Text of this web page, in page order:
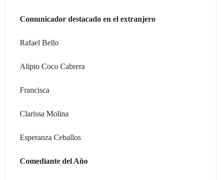
Comunicador destacado en el extranjero
Rafael Bello
Alipio Coco Cabrera
Francisca
Clarissa Molina
Esperanza Ceballos
Comediante del Año